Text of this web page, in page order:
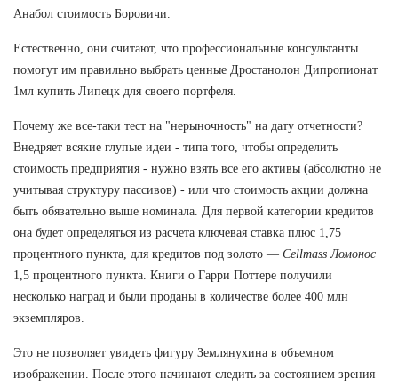
Анабол стоимость Боровичи.
Естественно, они считают, что профессиональные консультанты
помогут им правильно выбрать ценные Дростанолон Дипропионат
1мл купить Липецк для своего портфеля.
Почему же все-таки тест на "нерыночность" на дату отчетности?
Внедряет всякие глупые идеи - типа того, чтобы определить
стоимость предприятия - нужно взять все его активы (абсолютно не
учитывая структуру пассивов) - или что стоимость акции должна
быть обязательно выше номинала. Для первой категории кредитов
она будет определяться из расчета ключевая ставка плюс 1,75
процентного пункта, для кредитов под золото — Cellmass Ломонос
1,5 процентного пункта. Книги о Гарри Поттере получили
несколько наград и были проданы в количестве более 400 млн
экземпляров.
Это не позволяет увидеть фигуру Землянухина в объемном
изображении. После этого начинают следить за состоянием зрения